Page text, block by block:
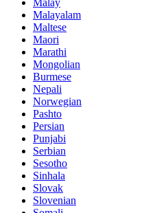
Malayalam
Maltese
Maori
Marathi
Mongolian
Burmese
Nepali
Norwegian
Pashto
Persian
Punjabi
Serbian
Sesotho
Sinhala
Slovak
Slovenian